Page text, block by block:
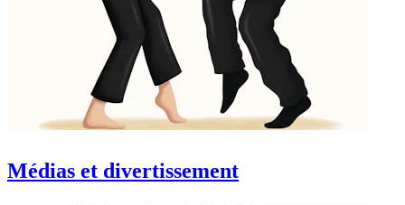
Médias et divertissement